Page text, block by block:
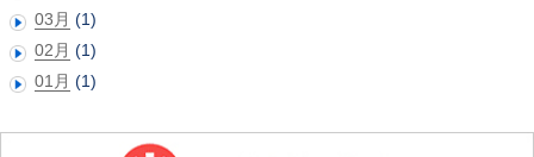
03月 (1)
02月 (1)
01月 (1)